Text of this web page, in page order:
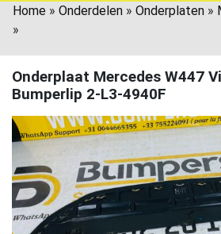
Home » Onderdelen » Onderplaten »
»
Onderplaat Mercedes W447
Bumperlip 2-L3-4940F